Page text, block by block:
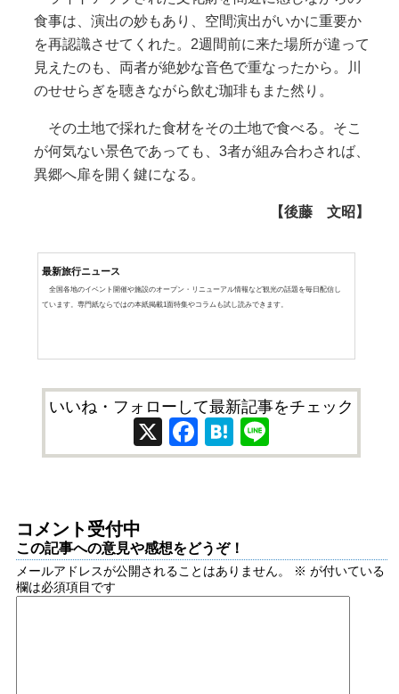
食事は、演出の妙もあり、空間演出がいかに重要か
を再認識させてくれた。2週間前に来た場所が違って
見えたのも、両者が絶妙な音色で重なったから。川
のせせらぎを聴きながら飲む珈琲もまた然り。
その土地で採れた食材をその土地で食べる。そこ
が何気ない景色であっても、3者が組み合わされば、
異郷へ扉を開く鍵になる。
【後藤 文昭】
最新旅行ニュース
全国各地のイベント開催や施設のオープン・リニューアル情報など観光の話題を毎日配信し
ています。専門紙ならではの本紙掲載1面特集やコラムも試し読みできます。
いいね・フォローして最新記事をチェック
X Facebook
Hatena
コメント受付中
この記事への意見や感想をどうぞ！
メールアドレスが公開されることはありません。 ※ が付いている
欄は必須項目です